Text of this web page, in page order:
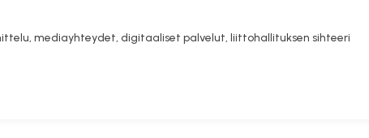
mediayhteydet, digitaaliset palvelut, liittohallituksen sihteeri